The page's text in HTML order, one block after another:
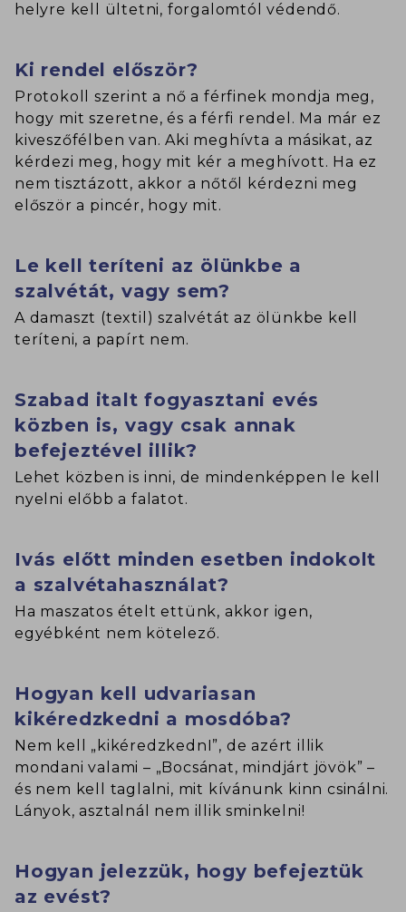
helyre kell ültetni, forgalomtól védendő.
Ki rendel először?
Protokoll szerint a nő a férfinek mondja meg,
hogy mit szeretne, és a férfi rendel. Ma már ez
kiveszőfélben van. Aki meghívta a másikat, az
kérdezi meg, hogy mit kér a meghívott. Ha ez
nem tisztázott, akkor a nőtől kérdezni meg
először a pincér, hogy mit.
Le kell teríteni az ölünkbe a
szalvétát, vagy sem?
A damaszt (textil) szalvétát az ölünkbe kell
teríteni, a papírt nem.
Szabad italt fogyasztani evés
közben is, vagy csak annak
befejeztével illik?
Lehet közben is inni, de mindenképpen le kell
nyelni előbb a falatot.
Ivás előtt minden esetben indokolt
a szalvétahasználat?
Ha maszatos ételt ettünk, akkor igen,
egyébként nem kötelező.
Hogyan kell udvariasan
kikéredzkedni a mosdóba?
Nem kell „kikéredzkednI”, de azért illik
mondani valami – „Bocsánat, mindjárt jövök” –
és nem kell taglalni, mit kívánunk kinn csinálni.
Lányok, asztalnál nem illik sminkelni!
Hogyan jelezzük, hogy befejeztük
az evést?